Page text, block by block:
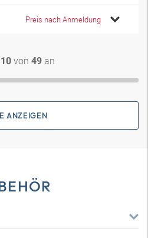
Preis nach Anmeldung
10 von 49 an
ANZEIGEN